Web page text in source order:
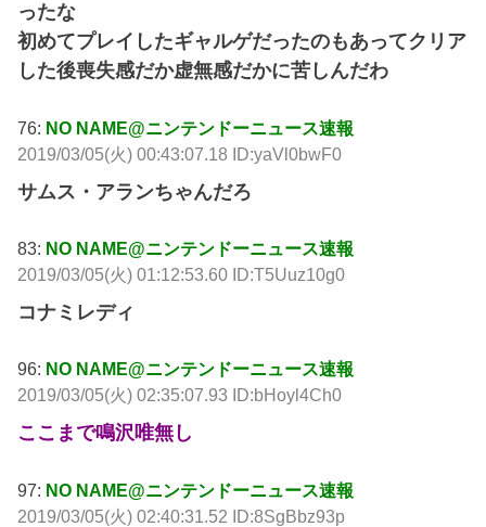
ったな
初めてプレイしたギャルゲだったのもあってクリア
した後喪失感だか虚無感だかに苦しんだわ
76: NO NAME@ニンテンドーニュース速報
2019/03/05(火) 00:43:07.18 ID:yaVl0bwF0
サムス・アランちゃんだろ
83: NO NAME@ニンテンドーニュース速報
2019/03/05(火) 01:12:53.60 ID:T5Uuz10g0
コナミレディ
96: NO NAME@ニンテンドーニュース速報
2019/03/05(火) 02:35:07.93 ID:bHoyl4Ch0
ここまで鳴沢唯無し
97: NO NAME@ニンテンドーニュース速報
2019/03/05(火) 02:40:31.52 ID:8SgBbz93p